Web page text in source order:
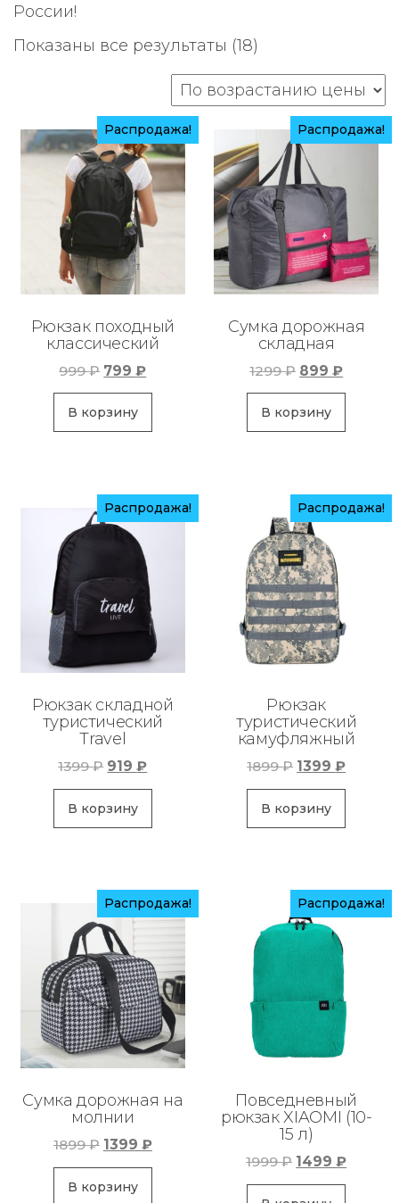
России!
Показаны все результаты (18)
по
возрастанию
Распродажа!
Рюкзак походный
классический
999₽ Первоначальная
цена
составляла
999 ₽.
799₽Текущая
цена:
В корзину
Распродажа!
Сумка дорожная
складная
1299₽
цена
составляла
1299 ₽.
899₽
цена:
В корзину
Распродажа!
Рюкзак складной
туристический
Travel
1399₽ Первоначальная
цена
составляла
1399 ₽.
919₽Текущая
цена:
В корзину
Распродажа!
Рюкзак
туристический
камуфляжный
1899₽
цена
составляла
1899 ₽.
1399₽
цена:
В корзину
Распродажа!
Сумка дорожная на
молнии
1899₽ Первоначальная
цена
составляла
1399 ₽Текущая
цена:
В корзину
Распродажа!
Повседневный
рюкзак XIAOMI (10-
15 л)
1999₽
цена
1499₽